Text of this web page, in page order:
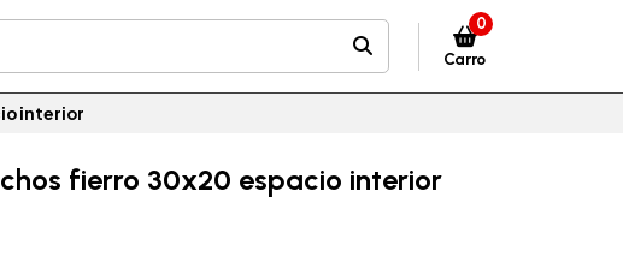
0
Carro
interior
fierro 30x20 espacio interior